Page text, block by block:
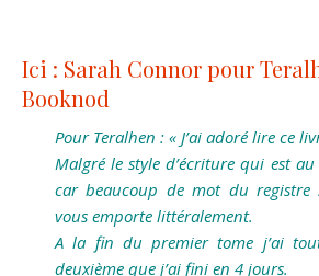
Ici : Sarah Connor pour
Booknod
Pour Teralhen : « J’ai adoré lire ce
Malgré le style d’écriture qui est
car beaucoup de mot du registre
vous emporte littéralement.
A la fin du premier tome j’ai
deuxième que j’ai fini en 4 jours.